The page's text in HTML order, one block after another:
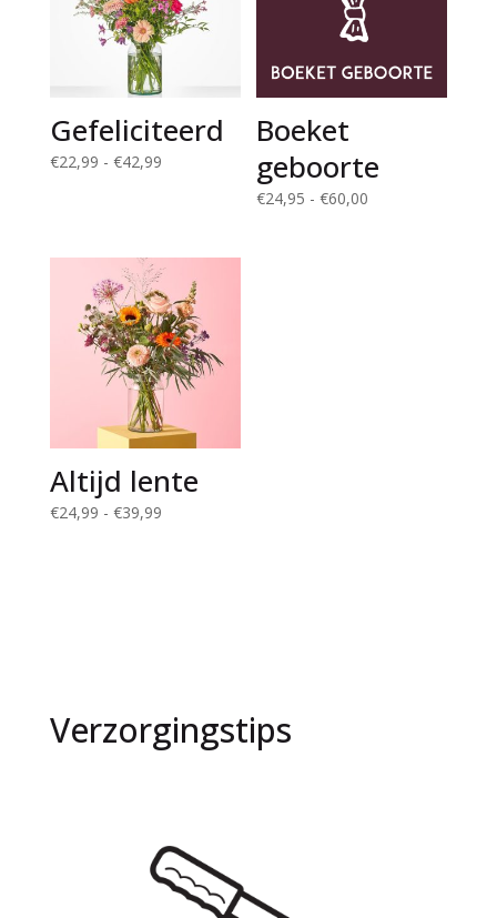
Gefeliciteerd
€22,99 - €42,99Prijsklasse:
Boeket
geboorte
€24,95 - €60,00
Altijd lente
€24,99 - €39,99Prijsklasse:
Verzorgingstips